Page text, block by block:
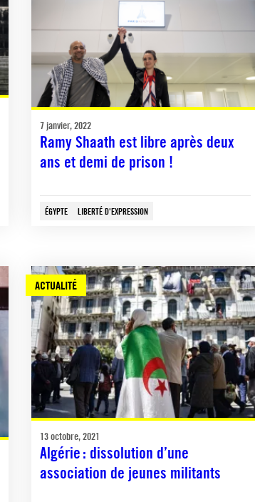
7 janvier, 2022
Ramy Shaath est libre après deux
ans et demi de prison !
ÉGYPTE LIBERTÉ D'EXPRESSION
ACTUALITÉ
13 octobre, 2021
Algérie : dissolution d’une
association de jeunes militants